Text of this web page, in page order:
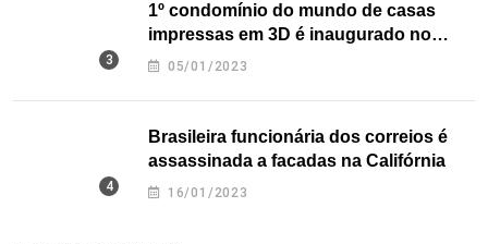
1º condomínio do mundo de casas
impressas em 3D é inaugurado no
Texas
05/01/2023
Brasileira funcionária dos correios é
assassinada a facadas na Califórnia
16/01/2023